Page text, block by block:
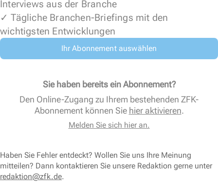
Interviews aus der Branche
✓ Tägliche Branchen-Briefings mit den
wichtigsten Entwicklungen
Ihr Abonnement auswählen
Sie haben bereits ein Abonnement?
Den Online-Zugang zu Ihrem bestehenden ZFK-
Abonnement können Sie hier aktivieren.
Melden Sie sich hier an.
Haben Sie Fehler entdeckt? Wollen Sie uns Ihre Meinung
mitteilen? Dann kontaktieren Sie unsere Redaktion gerne unter
redaktion@zfk.de.